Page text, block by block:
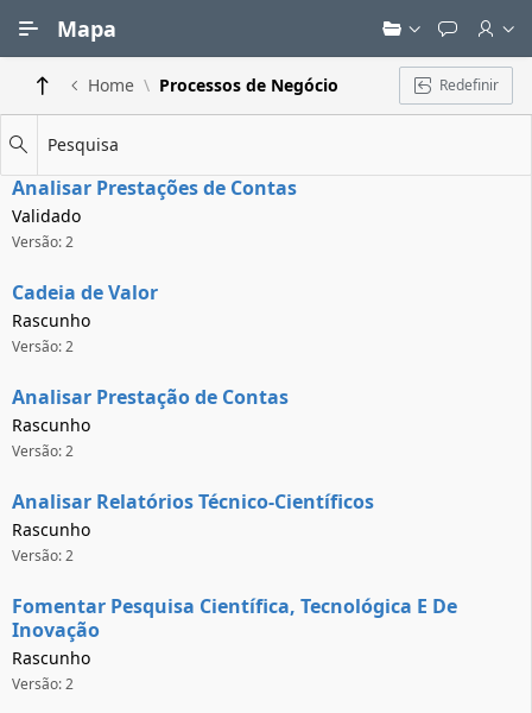
Mapa
Home Processos de Negócio Redefinir
Pesquisa
Analisar Prestações de Contas
Validado
Versão: 2
Cadeia de Valor
Rascunho
Versão: 2
Analisar Prestação de Contas
Rascunho
Versão: 2
Analisar Relatórios Técnico-Científicos
Rascunho
Versão: 2
Fomentar Pesquisa Científica, Tecnológica E De
Inovação
Rascunho
Versão: 2